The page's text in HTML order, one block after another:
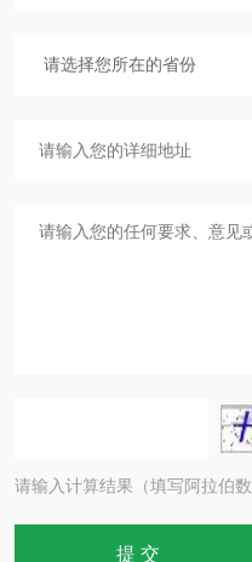
请输入计算结果（填写阿拉伯